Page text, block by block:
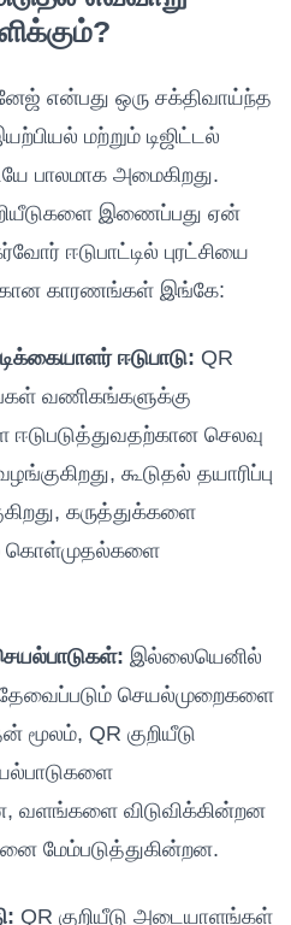
என்பது ஒரு சக்திவாய்ந்த
மற்றும் டிஜிட்டல்
பாலமாக அமைகிறது.
இணைப்பது ஏன்
ஈடுபாட்டில் புரட்சியை
காரணங்கள் இங்கே:
ஈடுபாடு: QR
வணிகங்களுக்கு
செலவு
கூடுதல் தயாரிப்பு
கருத்துக்களை
கொள்முதல்களை
இல்லையெனில்
செயல்முறைகளை
மூலம், QR குறியீடு
வளங்களை விடுவிக்கின்றன
மேம்படுத்துகின்றன.
QR குறியீடு அடையாளங்கள்